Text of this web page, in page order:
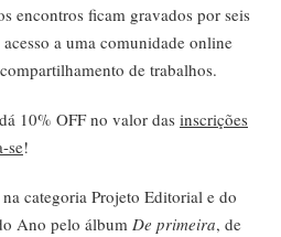
encontros ficam gravados por seis
a uma comunidade online
de trabalhos.
dá 10% OFF no valor das inscrições
se!
categoria Projeto Editorial e do
Ano pelo álbum De primeira, de